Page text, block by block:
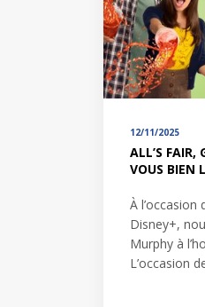
12/11/2025
ALL’S FAIR,
VOUS BIEN
À l’occasion
Disney+,
Murphy à
L’occasion